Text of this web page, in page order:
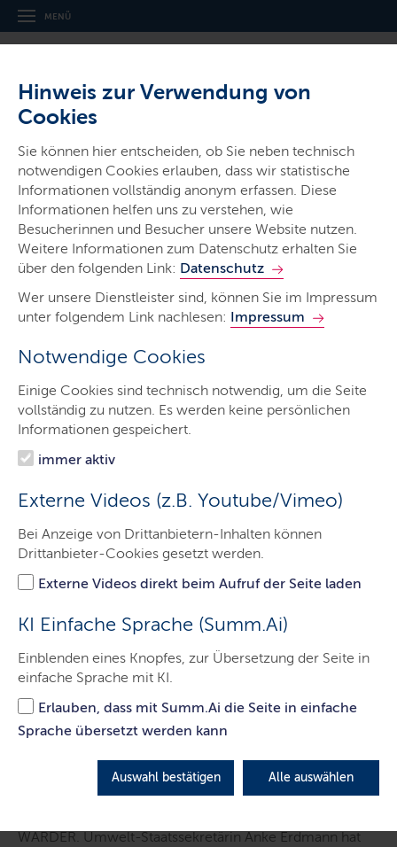
Hinweis zur Verwendung von
Cookies
Sie können hier entscheiden, ob Sie neben technisch
notwendigen Cookies erlauben, dass wir statistische
Informationen vollständig anonym erfassen. Diese
Informationen helfen uns zu verstehen, wie
Besucherinnen und Besucher unsere Website nutzen.
Weitere Informationen zum Datenschutz erhalten Sie
über den folgenden Link: Datenschutz
Wer unsere Dienstleister sind, können Sie im Impressum
unter folgendem Link nachlesen: Impressum
Notwendige Cookies
Einige Cookies sind technisch notwendig, um die Seite
vollständig zu nutzen. Es werden keine persönlichen
Informationen gespeichert.
immer aktiv
Externe Videos (z.B. Youtube/Vimeo)
Bei Anzeige von Drittanbietern-Inhalten können
Drittanbieter-Cookies gesetzt werden.
Externe Videos direkt beim Aufruf der Seite laden
KI Einfache Sprache (Summ.Ai)
Einblenden eines Knopfes, zur Übersetzung der Seite in
einfache Sprache mit KI.
Erlauben, dass mit Summ.Ai die Seite in einfache
Sprache übersetzt werden kann
Auswahl bestätigen Alle auswählen
MENÜ
Ministerium für Energie­wende,
Klimaschutz, Umwelt und Natur
Ministerien & Behörden
Start
Minister
Ministerium
Themen
Presse
Service
Norddeutsch und Nachhaltig –
Lernorte für hohe Bildungsqualität
ausgezeichnet
WARDER. Umwelt-Staatssekretärin Anke Erdmann hat